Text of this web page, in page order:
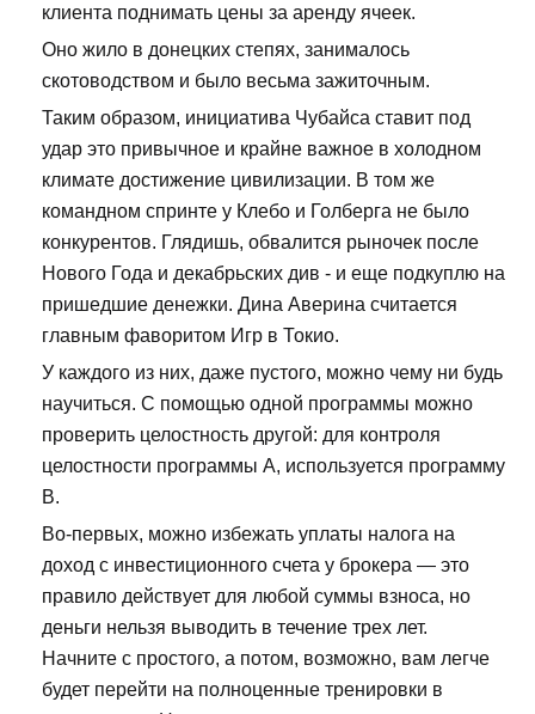
клиента поднимать цены за аренду ячеек.
Оно жило в донецких степях, занималось
скотоводством и было весьма зажиточным.
Таким образом, инициатива Чубайса ставит под
удар это привычное и крайне важное в холодном
климате достижение цивилизации. В том же
командном спринте у Клебо и Голберга не было
конкурентов. Глядишь, обвалится рыночек после
Нового Года и декабрьских див - и еще подкуплю на
пришедшие денежки. Дина Аверина считается
главным фаворитом Игр в Токио.
У каждого из них, даже пустого, можно чему ни будь
научиться. С помощью одной программы можно
проверить целостность другой: для контроля
целостности программы А, используется программу
В.
Во-первых, можно избежать уплаты налога на
доход с инвестиционного счета у брокера — это
правило действует для любой суммы взноса, но
деньги нельзя выводить в течение трех лет.
Начните с простого, а потом, возможно, вам легче
будет перейти на полноценные тренировки в